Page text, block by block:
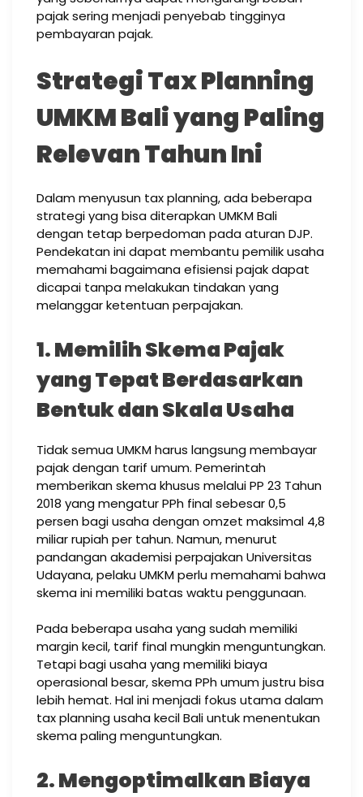
pajak sering menjadi penyebab tingginya
pembayaran pajak.
Strategi Tax Planning
UMKM Bali yang Paling
Relevan Tahun Ini
Dalam menyusun tax planning, ada beberapa
strategi yang bisa diterapkan UMKM Bali
dengan tetap berpedoman pada aturan DJP.
Pendekatan ini dapat membantu pemilik usaha
memahami bagaimana efisiensi pajak dapat
dicapai tanpa melakukan tindakan yang
melanggar ketentuan perpajakan.
1. Memilih Skema Pajak
yang Tepat Berdasarkan
Bentuk dan Skala Usaha
Tidak semua UMKM harus langsung membayar
pajak dengan tarif umum. Pemerintah
memberikan skema khusus melalui PP 23 Tahun
2018 yang mengatur PPh final sebesar 0,5
persen bagi usaha dengan omzet maksimal 4,8
miliar rupiah per tahun. Namun, menurut
pandangan akademisi perpajakan Universitas
Udayana, pelaku UMKM perlu memahami bahwa
skema ini memiliki batas waktu penggunaan.
Pada beberapa usaha yang sudah memiliki
margin kecil, tarif final mungkin menguntungkan.
Tetapi bagi usaha yang memiliki biaya
operasional besar, skema PPh umum justru bisa
lebih hemat. Hal ini menjadi fokus utama dalam
tax planning usaha kecil Bali untuk menentukan
skema paling menguntungkan.
2. Mengoptimalkan Biaya